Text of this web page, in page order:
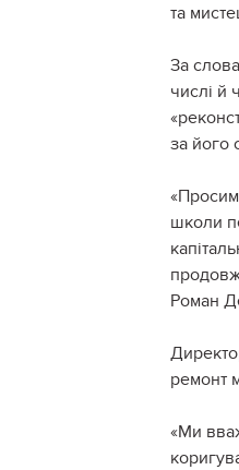
та
За
числі й
за його
школи
Роман
ремонт
«Ми